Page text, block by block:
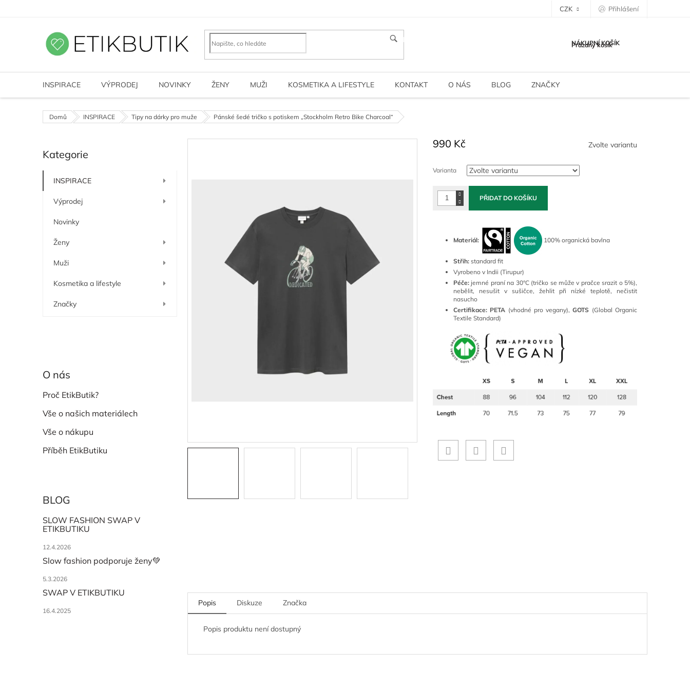
CZK Přihlášení
HLEDAT NÁKUPNÍ KOŠÍK
Prázdný košík
INSPIRACE VÝPRODEJ NOVINKY ŽENY MUŽI KOSMETIKA A LIFESTYLE KONTAKT O NÁS BLOG ZNAČKY
Domů INSPIRACE Tipy na dárky pro muže Pánské šedé tričko s potiskem „Stockholm Retro Bike Charcoal“
o
r
Přeskočit
kategorie
Kategorie
INSPIRACE
Výprodej
Novinky
Ženy
Muži
Kosmetika a lifestyle
Značky
O nás
Proč EtikButik?
Vše o našich materiálech
Vše o nákupu
Příběh EtikButiku
BLOG
SLOW FASHION SWAP V
ETIKBUTIKU
12.4.2026
Slow fashion podporuje ženy💚
5.3.2026
SWAP V ETIKBUTIKU
16.4.2025
990 Kč
cena:
Zvolte variantu
Varianta
PŘIDAT DO KOŠÍKU
Materiál: 100% organická bavlna
Střih: standard fit
Vyrobeno v Indii (Tirupur)
Péče: jemné praní na 30°C (tričko se může v pračce srazit o 5%),
nebělit, nesušit v sušičce, žehlit při nízké teplotě, nečistit
nasucho
Certifikace: PETA (vhodné pro vegany),GOTS (Global Organic
Textile Standard)
Popis Diskuze Značka
Popis produktu není dostupný